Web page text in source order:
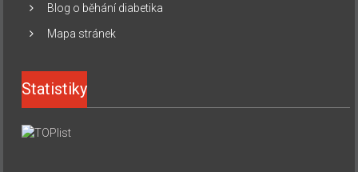
Blog o běhání diabetika
Mapa stránek
Statistiky